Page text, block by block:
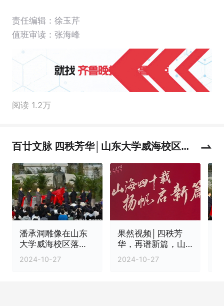
责任编辑：徐玉芹
值班审读：张海峰
阅读 1.2万
百廿文脉 四秩芳华│山东大学威海校区迎
来办学40周年
潘承洞雕像在山东
大学威海校区落
成，曾着手创建威
海校区
2024-10-27
果然视频│四秩芳
华，再谱新篇，山
东大学（威海），
重新认识一下
2024-10-27